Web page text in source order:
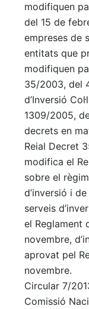
modifiquen
del 15 de
empreses de
entitats que
modifiquen
35/2003, del
d’Inversió
1309/2005,
decrets en
Reial Decret
modifica el
sobre el
d’inversió i
serveis
el Reglament
novembre,
aprovat pel
novembre.
Circular 7/
Comissió